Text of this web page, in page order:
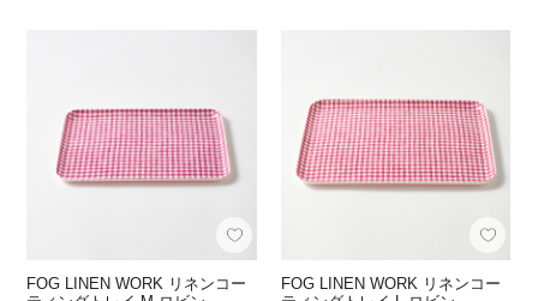
FOG LINEN WORK リネンコー
FOG LINEN WORK リネンコー